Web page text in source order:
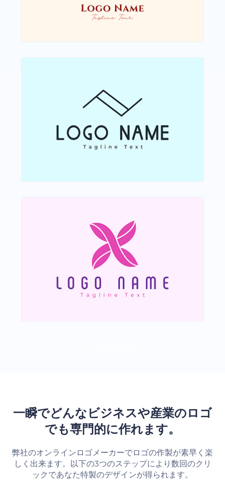
一瞬でどんなビジネスや産業のロゴ
でも専門的に作れます。
弊社のオンラインロゴメーカーでロゴの作製が素早く楽
しく出来ます。以下の3つのステップにより数回のクリ
ックであなた特製のデザインが得られます。